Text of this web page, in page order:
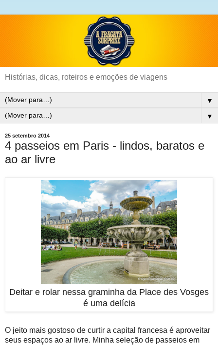
Histórias, dicas, roteiros e emoções de viagens
▼
▼
25 setembro 2014
4 passeios em Paris - lindos, baratos e
ao ar livre
Deitar e rolar nessa graminha da Place des Vosges
é uma delícia
O jeito mais gostoso de curtir a capital francesa é aproveitar
seus espaços ao ar livre. Minha seleção de passeios em